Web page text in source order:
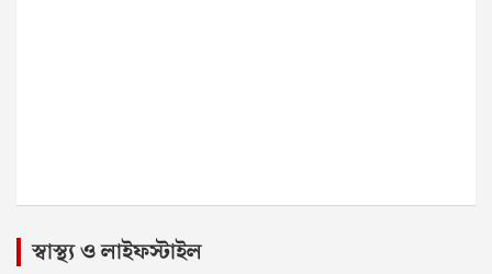
স্বাস্থ্য ও লাইফস্টাইল